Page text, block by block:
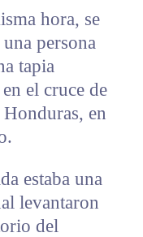
hora, se
persona
tapia
el cruce de
en
estaba una
levantaron
del